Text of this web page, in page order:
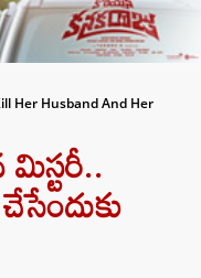
Her Husband And Her